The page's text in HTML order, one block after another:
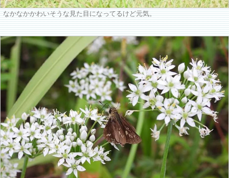
なかなかかわいそうな見た目になってるけど元気。